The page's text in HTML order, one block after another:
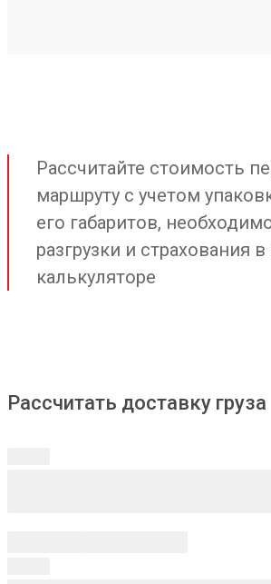
Рассчитайте стоимость
маршруту с учетом
его габаритов,
разгрузки и страхования
калькуляторе
Рассчитать доставку груза